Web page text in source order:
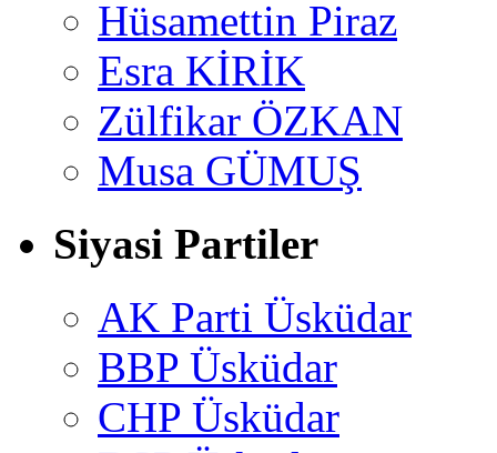
Hüsamettin Piraz
Esra KİRİK
Zülfikar ÖZKAN
Musa GÜMUŞ
Siyasi Partiler
AK Parti Üsküdar
BBP Üsküdar
CHP Üsküdar